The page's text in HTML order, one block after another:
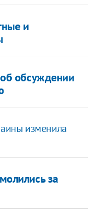
и
обсуждении
изменила
за